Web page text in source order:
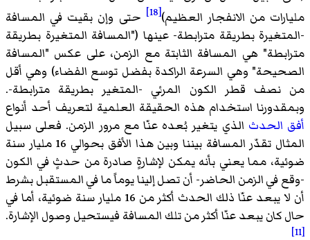
مليارات من الانفجار العظيم)[18]
حتى وإن بقيت في المسافة
-المتغيرة بطريقة مترابطة- عينها ("المسافة المتغيرة بطريقة
مترابطة" هي المسافة الثابتة مع الزمن، على عكس "المسافة
الصحيحة" وهي السرعة الراكدة بفضل توسع الفضاء) وهي أقل
من نصف قطر الكون المرئي -المتغير بطريقة مترابطة-.
وبمقدورنا استخدام هذه الحقيقة العلمية لتعريف أحد أنواع
أفق الحدث الذي يتغير بُعده عنّا مع مرور الزمن. فعلى سبيل
المثال تقدّر المسافة بيننا وبين هذا الأفق بحوالي 16 مليار سنة
ضوئية، مما يعني بأنه يمكن لإشارةٍ صادرة من حدثٍ في الكون
-وقع في الزمن الحاضر- أن تصل إلينا يوماً ما في المستقبل بشرط
أن لا يبعد عنّا ذلك الحدث أكثر من 16 مليار سنة ضوئية، أما في
حال كان يبعد عنّا أكثر من تلك المسافة فيستحيل وصول الإشارة.
[11]